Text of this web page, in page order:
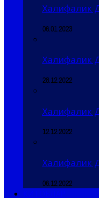
Халифалик
06.01.2023
Халифалик
28.12.2022
Халифалик
12.12.2022
Халифалик
06.12.2022